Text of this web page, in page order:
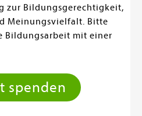
zur Bildungsgerechtigkeit,
Meinungsvielfalt. Bitte
Bildungsarbeit mit einer
spenden